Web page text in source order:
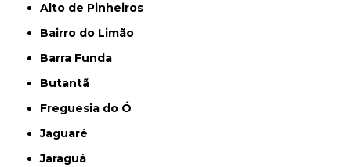
Alto de Pinheiros
Bairro do Limão
Barra Funda
Butantã
Freguesia do Ó
Jaguaré
Jaraguá